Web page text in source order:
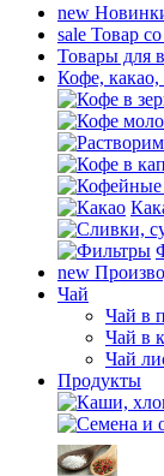
new
sale Товар
Товары для
Кофе, какао,
new
Чай
Чай в
Чай в
Чай
Продукты